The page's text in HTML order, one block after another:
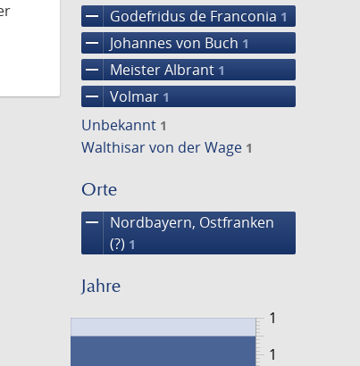
remove Godefridus de Franconia 1
remove Johannes von Buch 1
remove Meister Albrant 1
remove Volmar 1
Unbekannt 1
Walthisar von der Wage 1
Orte
remove
Nordbayern, Ostfranken
(?) 1
Jahre
1
1